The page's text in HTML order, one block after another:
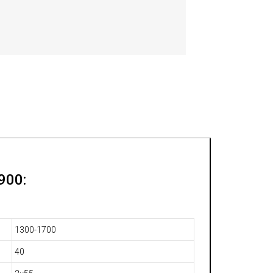
1300-1700
40